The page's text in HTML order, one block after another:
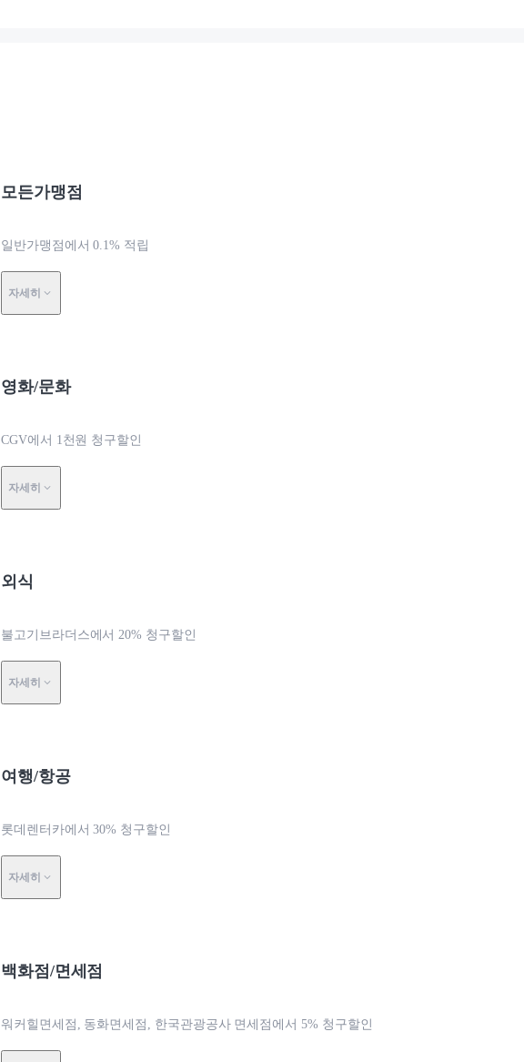
모든가맹점
일반가맹점에서 0.1% 적립
자세히
영화/문화
CGV에서 1천원 청구할인
자세히
외식
불고기브라더스에서 20% 청구할인
자세히
여행/항공
롯데렌터카에서 30% 청구할인
자세히
백화점/면세점
워커힐면세점, 동화면세점, 한국관광공사 면세점에서 5% 청구할인